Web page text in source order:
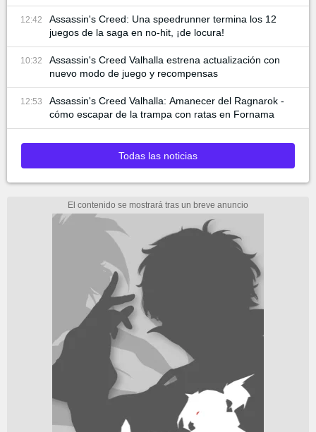
12:42
Assassin's Creed: Una speedrunner termina los 12
juegos de la saga en no-hit, ¡de locura!
10:32
Assassin's Creed Valhalla estrena actualización con
nuevo modo de juego y recompensas
12:53
Assassin's Creed Valhalla: Amanecer del Ragnarok -
cómo escapar de la trampa con ratas en Fornama
Todas las noticias